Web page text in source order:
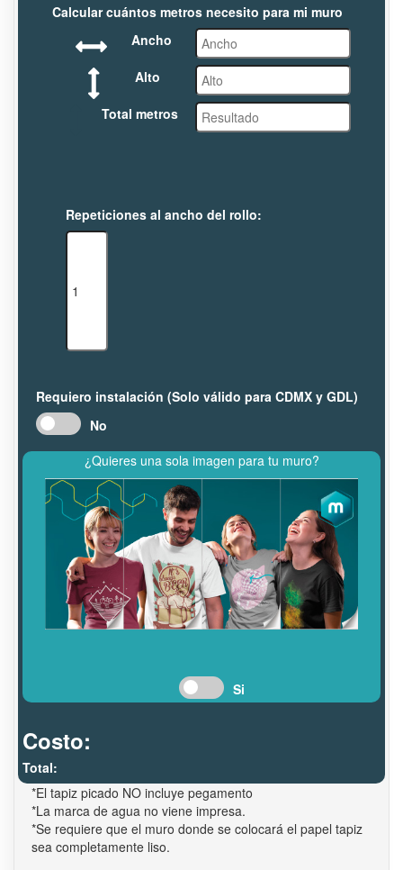
Calcular cuántos metros necesito para mi muro
Ancho
Alto
Total metros
Repeticiones al ancho del rollo:
Requiero instalación (Solo válido para CDMX y GDL)
No
¿Quieres una sola imagen para tu muro?
Si
Costo:
Total:
*El tapiz picado NO incluye pegamento
*La marca de agua no viene impresa.
*Se requiere que el muro donde se colocará el papel tapiz
sea completamente liso.